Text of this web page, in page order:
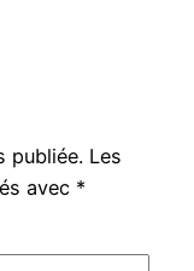
publiée. Les
avec *